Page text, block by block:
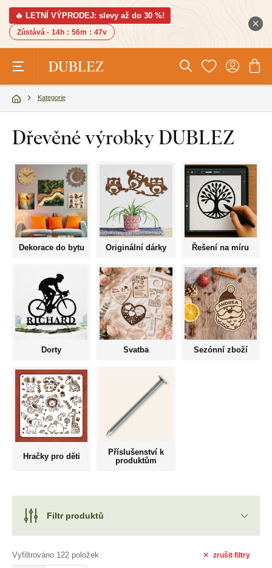
🔥 LETNÍ VÝPRODEJ: slevy až do 30 %!
Zůstává - 14h : 56m : 46v
Kategorie
Dřevěné výrobky DUBLEZ
Dekorace do bytu Originální dárky Řešení na míru
Dorty Svatba Sezónní zboží
Hračky pro děti
Příslušenství k
produktům
Filtr produktů
zrušit filtry
Vyfiltrováno 122 položek